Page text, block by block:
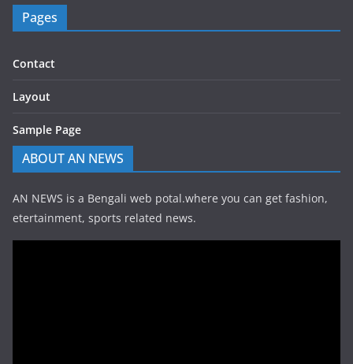
Pages
Contact
Layout
Sample Page
ABOUT AN NEWS
AN NEWS is a Bengali web potal.where you can get fashion,
etertainment, sports related news.